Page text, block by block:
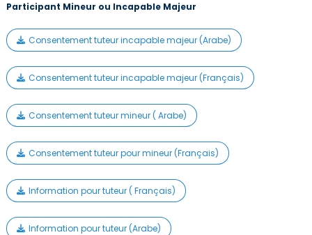
Participant Mineur ou Incapable Majeur
Consentement tuteur incapable majeur (Arabe)
Consentement tuteur incapable majeur (Français)
Consentement tuteur mineur ( Arabe)
Consentement tuteur pour mineur (Français)
Information pour tuteur ( Français)
Information pour tuteur (Arabe)